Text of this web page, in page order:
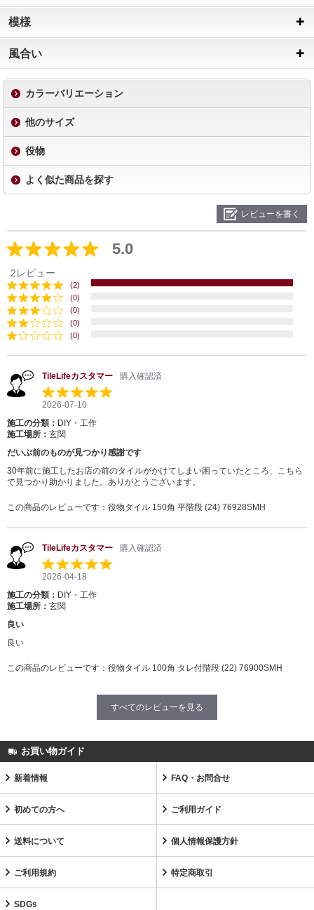
模様
風合い
カラーバリエーション
他のサイズ
役物
よく似た商品を探す
レビューを書く
5.0
2レビュー
(2)
(0)
(0)
(0)
(0)
TileLifeカスタマー 購入確認済
2026-07-10
施工の分類： DIY・工作
施工場所： 玄関
だいぶ前のものが見つかり感謝です
30年前に施工したお店の前のタイルがかけてしまい困っていたところ、こちら
で見つかり助かりました。ありがとうございます。
この商品のレビューです： 役物タイル 150角 平階段 (24) 76928SMH
TileLifeカスタマー 購入確認済
2026-04-18
施工の分類： DIY・工作
施工場所： 玄関
良い
良い
この商品のレビューです： 役物タイル 100角 タレ付階段 (22) 76900SMH
すべてのレビューを見る
お買い物ガイド
新着情報 FAQ・お問合せ
初めての方へ ご利用ガイド
送料について 個人情報保護方針
ご利用規約 特定商取引
SDGs